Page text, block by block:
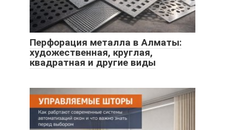
Перфорация металла в Алматы:
художественная, круглая,
квадратная и другие виды